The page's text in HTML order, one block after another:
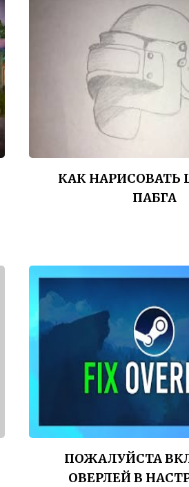
КАК НАРИСОВАТЬ
ПАБГА
ПОЖАЛУЙСТА
ОВЕРЛЕЙ В